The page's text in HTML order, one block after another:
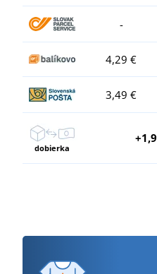
-
4,29 €
3,49 €
dobierka